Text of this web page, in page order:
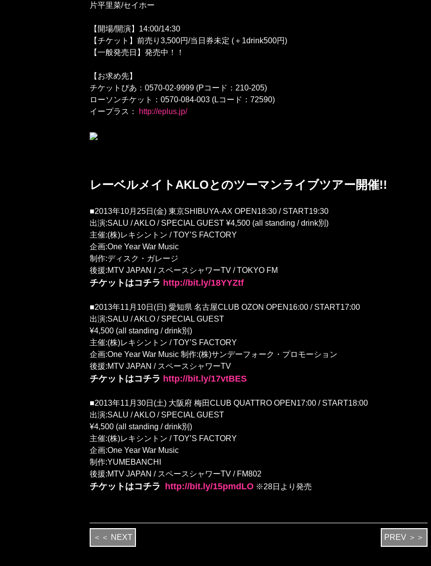
片平里菜/セイホー
【開場/開演】14:00/14:30
【チケット】前売り3,500円/当日券未定 (＋1drink500円)
【一般発売日】発売中！！
【お求め先】
チケットぴあ：0570-02-9999 (Pコード：210-205)
ローソンチケット：0570-084-003 (Lコード：72590)
イープラス：
http://eplus.jp/
レーベルメイトAKLOとのツーマンライブツアー開催!!
■2013年10月25日(金) 東京SHIBUYA-AX OPEN18:30 / START19:30
出演:SALU / AKLO / SPECIAL GUEST ¥4,500 (all standing / drink別)
主催:(株)レキシントン / TOY’S FACTORY
企画:One Year War Music
制作:ディスク・ガレージ
後援:MTV JAPAN / スペースシャワーTV / TOKYO FM
チケットはコチラ http://bit.ly/18YYZtf
■2013年11月10日(日) 愛知県 名古屋CLUB OZON OPEN16:00 / START17:00
出演:SALU / AKLO / SPECIAL GUEST
¥4,500 (all standing / drink別)
主催:(株)レキシントン / TOY’S FACTORY
企画:One Year War Music 制作:(株)サンデーフォーク・プロモーション
後援:MTV JAPAN / スペースシャワーTV
チケットはコチラ http://bit.ly/17vtBES
■2013年11月30日(土) 大阪府 梅田CLUB QUATTRO OPEN17:00 / START18:00
出演:SALU / AKLO / SPECIAL GUEST
¥4,500 (all standing / drink別)
主催:(株)レキシントン / TOY’S FACTORY
企画:One Year War Music
制作:YUMEBANCHI
後援:MTV JAPAN / スペースシャワーTV / FM802
チケットはコチラ http://bit.ly/15pmdLO ※28日より発売
＜＜ NEXT PREV ＞＞